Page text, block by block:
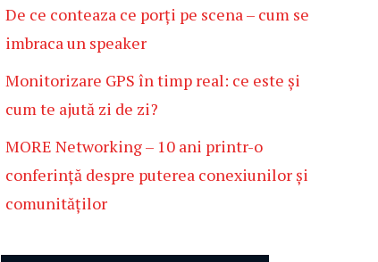
De ce conteaza ce porți pe scena – cum se
imbraca un speaker
Monitorizare GPS în timp real: ce este și
cum te ajută zi de zi?
MORE Networking – 10 ani printr-o
conferință despre puterea conexiunilor și
comunităților